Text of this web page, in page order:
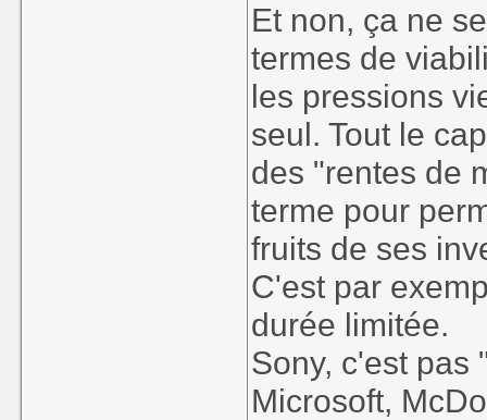
Et non, ça ne
termes de
les pressions
seul. Tout le
des "rentes de
terme pour
fruits de ses
C'est par
durée limitée.
Sony, c'est pas
Microsoft,